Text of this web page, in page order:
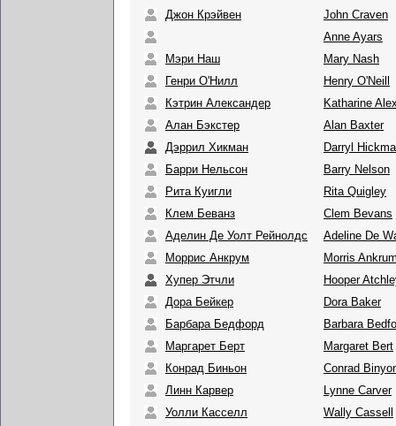
Джон Крэйвен
John Craven
Anne Ayars
Мэри Наш
Mary Nash
Генри О'Нилл
Henry O'Neill
Кэтрин Александер
Katharine
Алан Бэкстер
Alan Baxter
Дэррил Хикман
Darryl
Барри Нельсон
Barry Nelson
Рита Куигли
Rita Quigley
Клем Беванз
Clem Bevans
Аделин Де Уолт Рейнолдс
Adeline De
Моррис Анкрум
Morris
Хупер Этчли
Hooper
Дора Бейкер
Dora Baker
Барбара Бедфорд
Barbara
Маргарет Берт
Margaret Bert
Конрад Биньон
Conrad
Линн Карвер
Lynne Carver
Уолли Касселл
Wally Cassell